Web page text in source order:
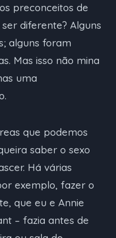
preconceitos de
diferente? Alguns
alguns foram
Mas isso não mina
uma
que podemos
saber o sexo
Há várias
exemplo, fazer o
que eu e Annie
– fazia antes de